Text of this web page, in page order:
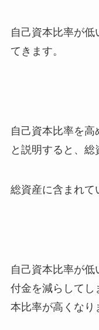
自己資本比率が
てきます。
自己資本比率を高
と説明すると、総
総資産に含まれて
自己資本比率が
付金を減らしてし
本比率が高くなり